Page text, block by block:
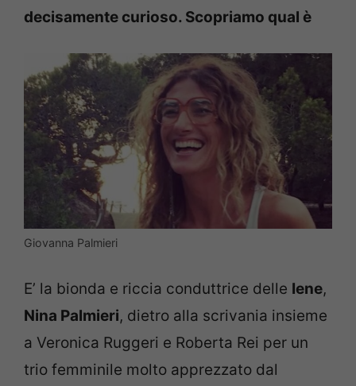
decisamente curioso. Scopriamo qual è
Giovanna Palmieri
E’ la bionda e riccia conduttrice delle Iene,
Nina Palmieri, dietro alla scrivania insieme
a Veronica Ruggeri e Roberta Rei per un
trio femminile molto apprezzato dal